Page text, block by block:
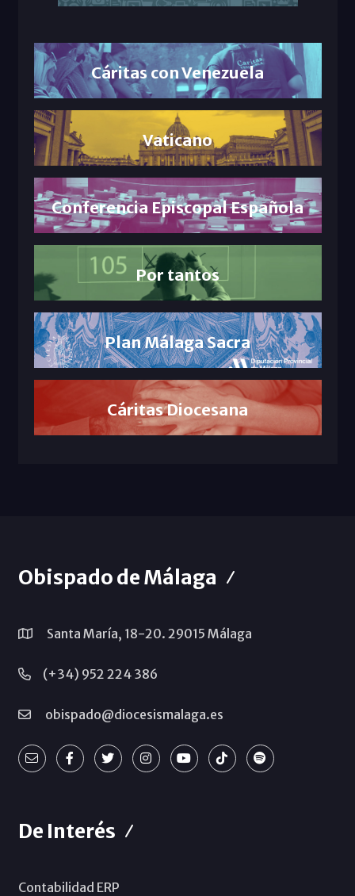
Cáritas con Venezuela
Vaticano
Conferencia Episcopal Española
Por tantos
Plan Málaga Sacra
Cáritas Diocesana
Obispado de Málaga
Santa María, 18-20. 29015 Málaga
(+34) 952 224 386
obispado@diocesismalaga.es
De Interés
Contabilidad ERP